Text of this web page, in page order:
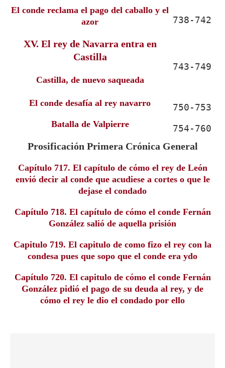
El conde reclama el pago del caballo y el
azor
738-742
XV. El rey de Navarra entra en
Castilla
Castilla, de nuevo saqueada
743-749
El conde desafía al rey navarro 750-753
Batalla de Valpierre 754-760
Prosificación Primera Crónica General
Capítulo 717. El capítulo de cómo el rey de León
envió decir al conde que acudiese a cortes o que le
dejase el condado
Capítulo 718. El capítulo de cómo el conde Fernán
González salió de aquella prisión
Capitulo 719. El capitulo de como fizo el rey con la
condesa pues que sopo que el conde era ydo
Capítulo 720. El capitulo de cómo el conde Fernán
González pidió el pago de su deuda al rey, y de
cómo el rey le dio el condado por ello